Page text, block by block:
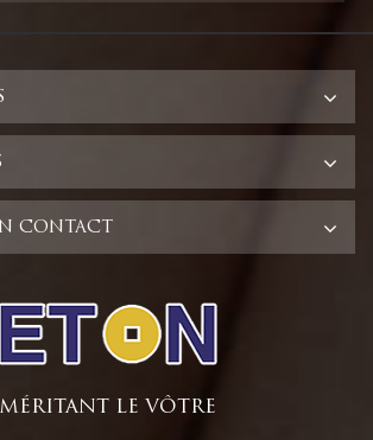
CONTACT
MÉRITANT LE VÔTRE